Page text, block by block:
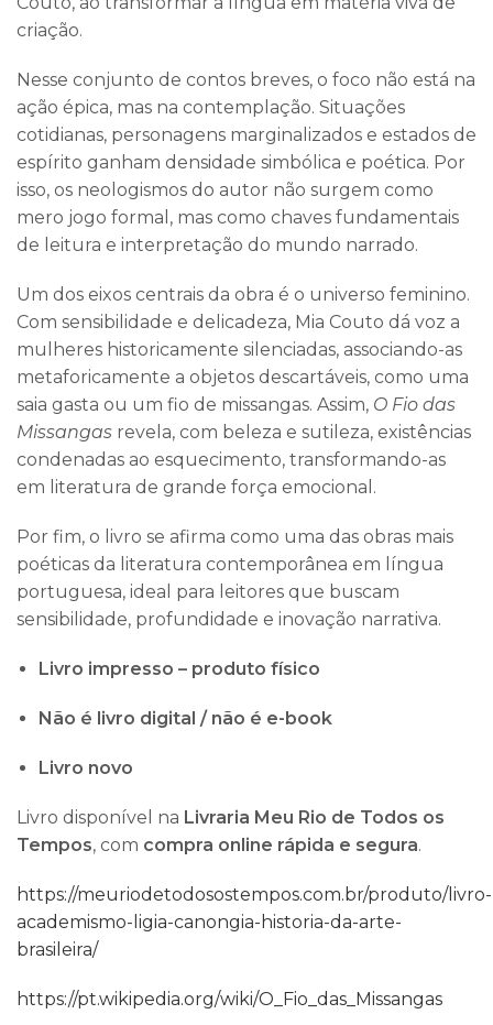
criação.
Nesse conjunto de contos breves, o foco não está na
ação épica, mas na contemplação. Situações
cotidianas, personagens marginalizados e estados de
espírito ganham densidade simbólica e poética. Por
isso, os neologismos do autor não surgem como
mero jogo formal, mas como chaves fundamentais
de leitura e interpretação do mundo narrado.
Um dos eixos centrais da obra é o universo feminino.
Com sensibilidade e delicadeza, Mia Couto dá voz a
mulheres historicamente silenciadas, associando-as
metaforicamente a objetos descartáveis, como uma
saia gasta ou um fio de missangas. Assim, O Fio das
Missangas revela, com beleza e sutileza, existências
condenadas ao esquecimento, transformando-as
em literatura de grande força emocional.
Por fim, o livro se afirma como uma das obras mais
poéticas da literatura contemporânea em língua
portuguesa, ideal para leitores que buscam
sensibilidade, profundidade e inovação narrativa.
Livro impresso – produto físico
Não é livro digital / não é e-book
Livro novo
Livro disponível na Livraria Meu Rio de Todos os
Tempos, com compra online rápida e segura.
https://meuriodetodosostempos.com.br/produto/livro-
academismo-ligia-canongia-historia-da-arte-
brasileira/
https://pt.wikipedia.org/wiki/O_Fio_das_Missangas